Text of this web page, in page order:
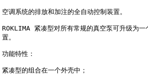
空调系统的排放和加注的全自动控制装置。
ROKLIMA 紧凑型对所有常规的真空泵可升级为一
置。
功能特性：
紧凑型的组合在一个外壳中；